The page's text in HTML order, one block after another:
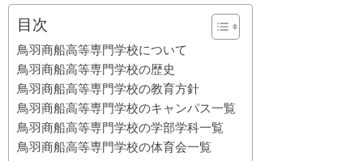
目次
鳥羽商船高等専門学校について
鳥羽商船高等専門学校の歴史
鳥羽商船高等専門学校の教育方針
鳥羽商船高等専門学校のキャンパス一覧
鳥羽商船高等専門学校の学部学科一覧
鳥羽商船高等専門学校の体育会一覧